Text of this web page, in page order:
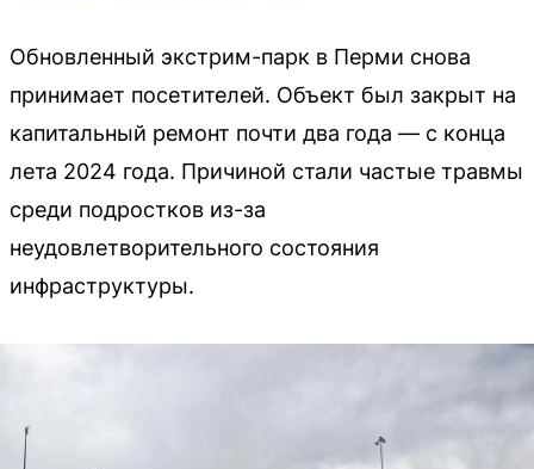
Обновленный экстрим-парк в Перми снова
принимает посетителей. Объект был закрыт на
капитальный ремонт почти два года — с конца
лета 2024 года. Причиной стали частые травмы
среди подростков из-за
неудовлетворительного состояния
инфраструктуры.